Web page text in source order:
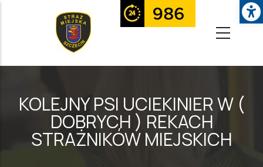
KOLEJNY PSI UCIEKINIER W (
DOBRYCH ) REKACH
STRAŻNIKÓW MIEJSKICH